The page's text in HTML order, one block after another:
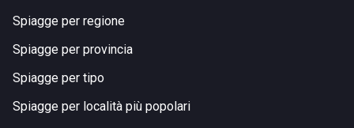
Spiagge per regione
Spiagge per provincia
Spiagge per tipo
Spiagge per località più popolari